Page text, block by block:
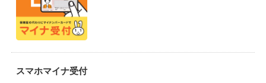
スマホマイナ受付